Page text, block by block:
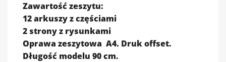
Zawartość zeszytu:
12 arkuszy z częściami
2 strony z rysunkami
Oprawa zeszytowa A4. Druk offset.
Długość modelu 90 cm.